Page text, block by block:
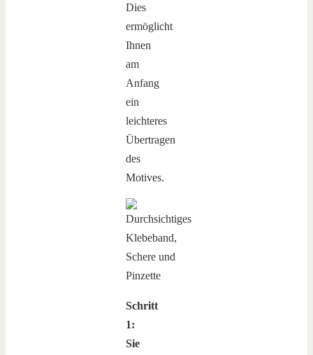
Dies
ermöglicht
Ihnen
am
Anfang
ein
leichteres
Übertragen
des
Motives.
Schritt
1:
Sie